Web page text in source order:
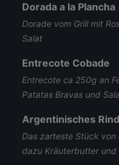
Dorada a la Plancha
Dorade vom Grill mit
Salat
Entrecote Cobade
Entrecote ca 250g an
Patatas Bravas und
Argentinisches
Das zarteste Stück
dazu Kräuterbutter und